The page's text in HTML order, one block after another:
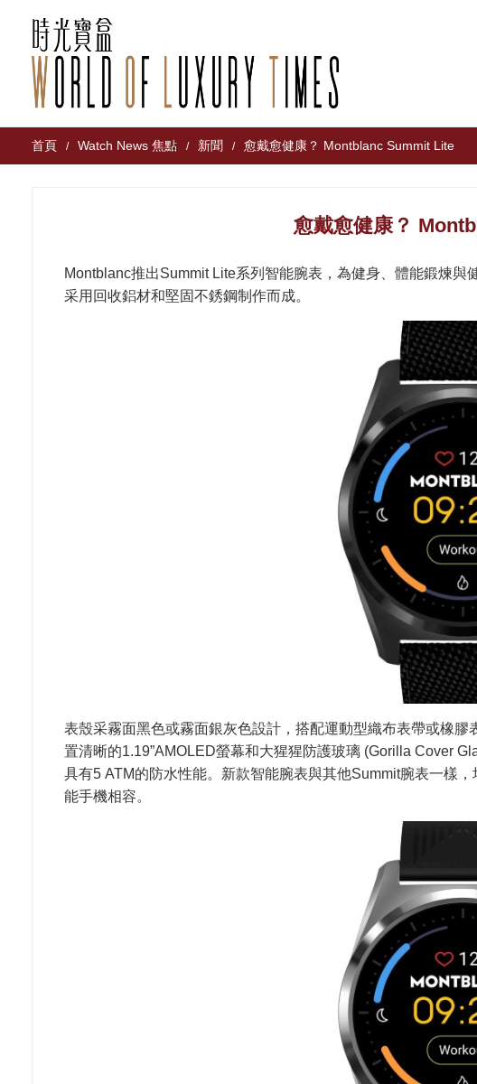
首頁 / Watch News 焦點 / 新聞 / 愈戴愈健康？ Montblanc Summit Lite
愈戴愈健康？
Montblanc推出Summit Lite系列智能腕表，為健身、體能鍛煉與
采用回收鋁材和堅固不銹鋼制作而成。
表殼采霧面黑色或霧面銀灰色設計，搭配運動型織布表帶或橡
置清晰的1.19”AMOLED螢幕和大猩猩防護玻璃 (Gorilla Cover
具有5 ATM的防水性能。新款智能腕表與其他Summit腕表一樣
能手機相容。